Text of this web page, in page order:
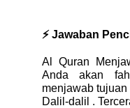
⚡ Jawaban
Al Quran
Anda akan
menjawab
Dalil-dalil .